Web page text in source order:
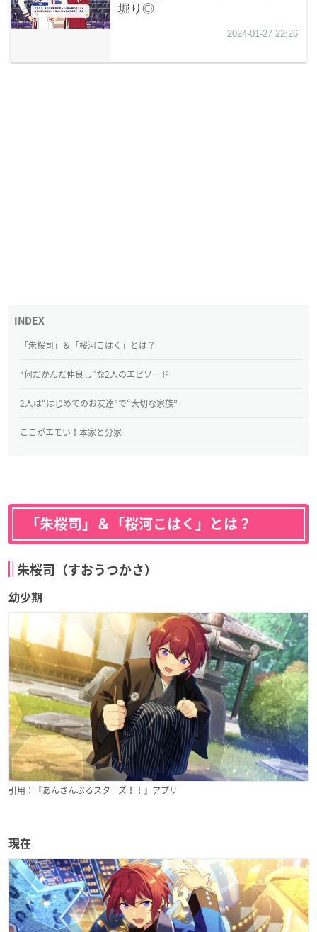
「朱桜司」＆「桜河こはく」とは？
“何だかんだ仲良し”な2人のエピソード
2人は“はじめてのお友達”で“大切な家族”
ここがエモい！本家と分家
「朱桜司」＆「桜河こはく」とは？
朱桜司（すおうつかさ）
幼少期
引用：『あんさんぶるスターズ！！』アプリ
現在